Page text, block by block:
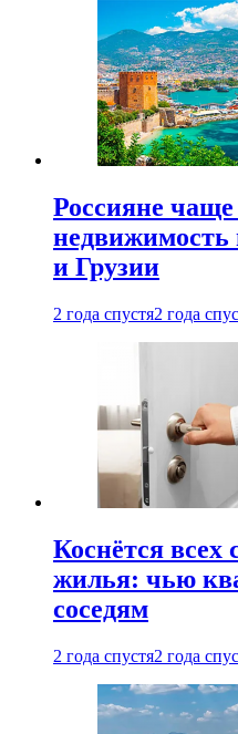
Россияне
недвижимость
и Грузии
2 года спустя2 года
Коснётся всех
жилья: чью
соседям
2 года спустя2 года